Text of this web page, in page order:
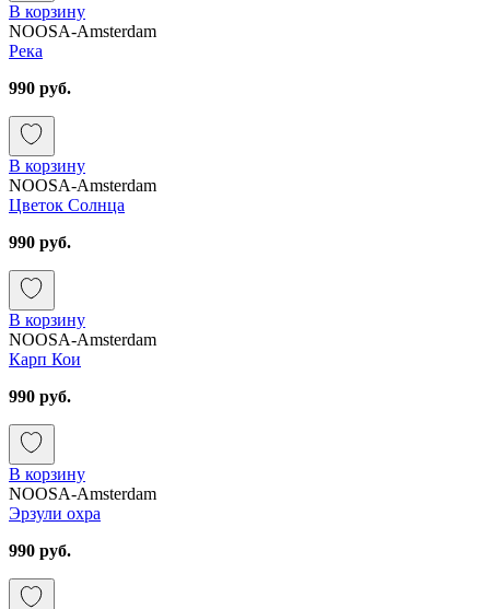
В корзину
NOOSA-Amsterdam
Река
990 руб.
В корзину
NOOSA-Amsterdam
Цветок Солнца
990 руб.
В корзину
NOOSA-Amsterdam
Карп Кои
990 руб.
В корзину
NOOSA-Amsterdam
Эрзули охра
990 руб.